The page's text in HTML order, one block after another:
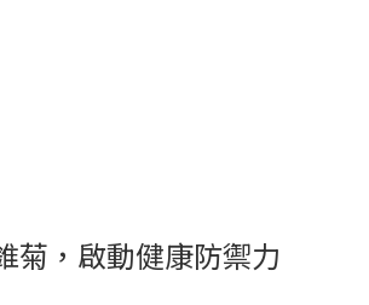
菊，啟動健康防禦力